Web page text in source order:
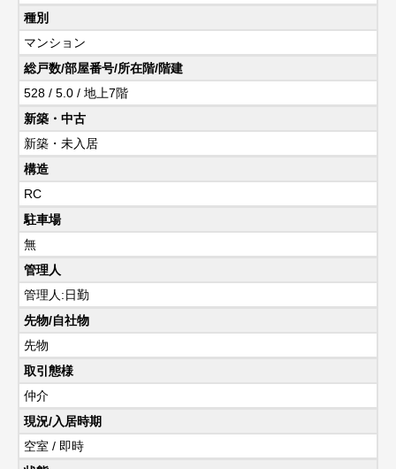
種別
マンション
総戸数/部屋番号/所在階/階建
528 / 5.0 / 地上7階
新築・中古
新築・未入居
構造
RC
駐車場
無
管理人
管理人:日勤
先物/自社物
先物
取引態様
仲介
現況/入居時期
空室 / 即時